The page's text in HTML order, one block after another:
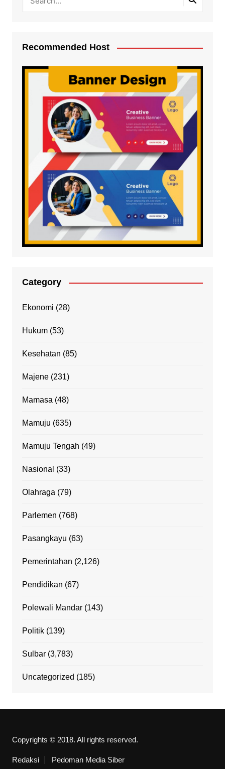
Recommended Host
Category
Ekonomi (28)
Hukum(53)
Kesehatan (85)
Majene(231)
Mamasa (48)
Mamuju (635)
Mamuju Tengah (49)
Nasional (33)
Olahraga (79)
Parlemen (768)
Pasangkayu (63)
Pemerintahan (2,126)
Pendidikan (67)
Polewali Mandar(143)
Politik(139)
Sulbar(3,783)
Uncategorized (185)
Copyrights © 2018. All rights reserved.
Redaksi Pedoman Media Siber